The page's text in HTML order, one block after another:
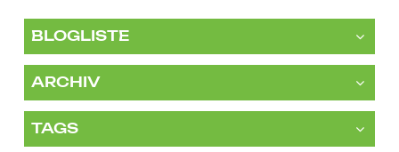
BLOGLISTE
ARCHIV
TAGS